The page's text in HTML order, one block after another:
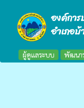
องค์กา
อำเภอ
ผู้ดูแลระบบ พัฒนา